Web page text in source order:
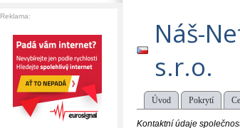
Náš-
s.r.o.
Úvod Pokrytí
Kontaktní údaje
Reklama: